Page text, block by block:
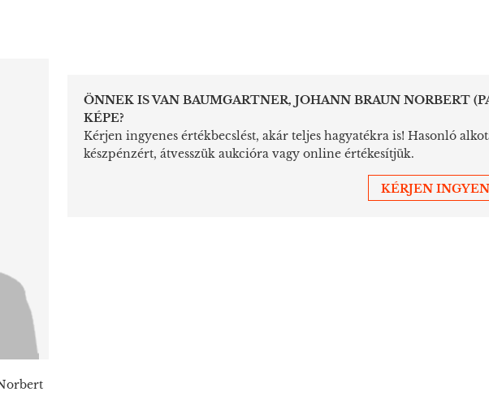
ÖNNEK IS VAN BAUMGARTNER, JOHANN BRAUN NORBERT
KÉPE?
Kérjen ingyenes értékbecslést, akár teljes hagyatékra is! Hasonló
készpénzért, átvesszük aukcióra vagy online értékesítjük.
KÉRJEN